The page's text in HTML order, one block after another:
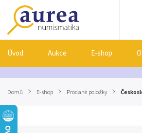
Úvod Aukce E-shop
Domů / E-shop / Prodané položky /